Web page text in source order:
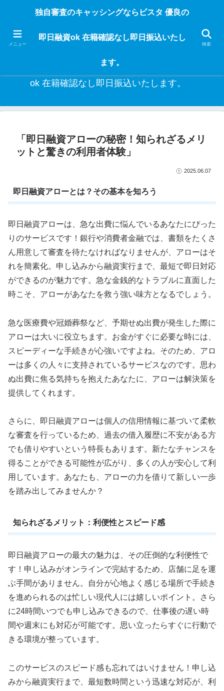
独自審査のフリーローンならビスタなら24時間365日 在籍確認なしで借りれる
な入用があっても安心！融資率97％！仕事をしている人ならブラックでも給料
日返済の１ヶ月融資で借りられるから安心！
独自審査のキャッシングならビスタ 優良の即日融資
ok 在籍確認なし即日振込いたします。
「即日融資アローの秘密！知られざるメリ
ットと驚きの利用者体験」
2025.06.07
即日融資アローとは？その基本を知ろう
即日融資アローは、急な出費に悩んでいるあなたにぴった
りのサービスです！銀行や消費者金融では、書類をたくさ
ん用意して審査を待たなければなりませんが、アローはそ
れを簡素化。申し込みから融資実行まで、最短で即日対応
ができるのが魅力です。急な金銭的なトラブルに直面した
時こそ、アローがあなたを救う強い味方となるでしょう。
急な医療費や冠婚葬祭など、予期せぬ出費が発生した際に
アローは大いに役立ちます。お金がすぐに必要な時には、
スピーディーな手続きが心強いですよね。そのため、アロ
ーは多くの人々に支持されているサービスなのです。思わ
ぬ出費に焦る気持ちを抱えたあなたに、アローは解決策を
提供してくれます。
さらに、即日融資アローは個人の信用情報に基づいて柔軟
な審査を行っているため、過去の借入履歴に不安がある方
でも借りやすいという特長もあります。新たなチャンスを
得ることができる可能性が広がり、多くの人が安心して利
用しています。あなたも、アローの力を借りて新しい一歩
を踏み出してみませんか？
知られざるメリット：利便性とスピード感
即日融資アローの最大の魅力は、その圧倒的な利便性で
す！申し込みがオンラインで完結するため、店舗に足を運
ぶ手間がありません。自分が心地よく感じる場所で手続き
を進められるのは忙しい現代人には嬉しいポイント。さら
に24時間いつでも申し込みできるので、仕事後の遅い時
間や週末にも対応が可能です。思い立ったらすぐに行動で
きる環境が整っています。
このサービスのスピード感も忘れてはいけません！申し込
みから融資実行まで、最短数時間という迅速な対応が、利
メニュー
独自審査のキャッシングならビスタ 優良の
即日融資ok 在籍確認なし即日振込いたし
ます。
検索